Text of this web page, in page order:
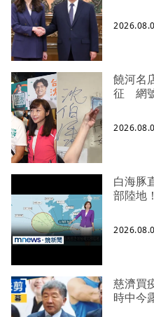
饒河名
征 網
白海豚
部陸地！
慈濟買
時中今